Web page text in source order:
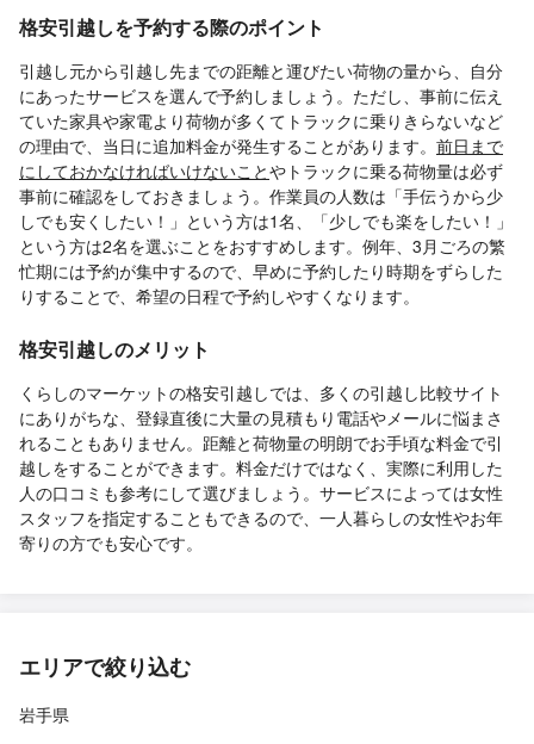
格安引越しを予約する際のポイント
引越し元から引越し先までの距離と運びたい荷物の量から、自分
にあったサービスを選んで予約しましょう。ただし、事前に伝え
ていた家具や家電より荷物が多くてトラックに乗りきらないなど
の理由で、当日に追加料金が発生することがあります。 前日まで
にしておかなければいけないことやトラックに乗る荷物量は必ず
事前に確認をしておきましょう。作業員の人数は「手伝うから少
しでも安くしたい！」という方は1名、「少しでも楽をしたい！」
という方は2名を選ぶことをおすすめします。例年、3月ごろの繁
忙期には予約が集中するので、早めに予約したり時期をずらした
りすることで、希望の日程で予約しやすくなります。
格安引越しのメリット
くらしのマーケットの格安引越しでは、多くの引越し比較サイト
にありがちな、登録直後に大量の見積もり電話やメールに悩まさ
れることもありません。距離と荷物量の明朗でお手頃な料金で引
越しをすることができます。料金だけではなく、実際に利用した
人の口コミも参考にして選びましょう。サービスによっては女性
スタッフを指定することもできるので、一人暮らしの女性やお年
寄りの方でも安心です。
エリアで絞り込む
岩手県